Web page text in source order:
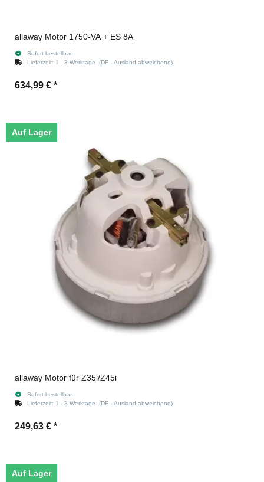
allaway Motor 1750-VA + ES 8A
Sofort bestellbar
Lieferzeit: 1 - 3 Werktage (DE - Ausland abweichend)
634,99 € *
Auf Lager
allaway Motor für Z35i/Z45i
Sofort bestellbar
Lieferzeit: 1 - 3 Werktage (DE - Ausland abweichend)
249,63 € *
Auf Lager